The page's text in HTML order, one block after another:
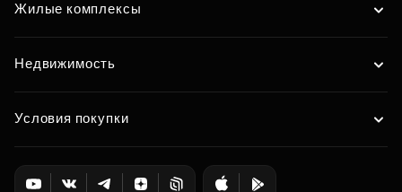
Жилые комплексы
Недвижимость
Условия покупки